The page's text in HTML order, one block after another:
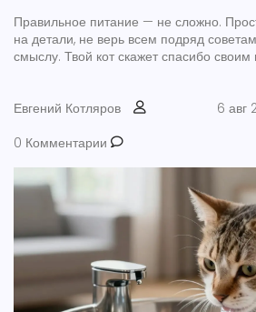
Правильное питание — не сложно.
на детали, не верь всем подряд
смыслу. Твой кот скажет спасибо
Евгений Котляров
6 авг
0 Комментарии